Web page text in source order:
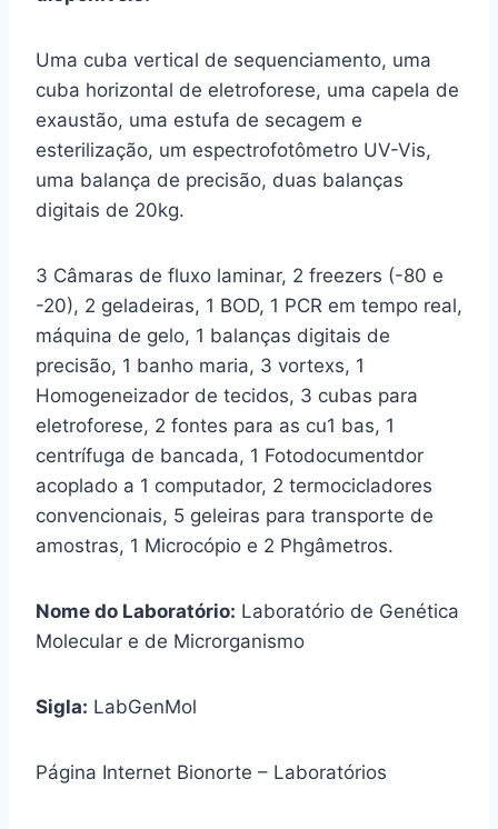
Uma cuba vertical de sequenciamento, uma
cuba horizontal de eletroforese, uma capela de
exaustão, uma estufa de secagem e
esterilização, um espectrofotômetro UV-Vis,
uma balança de precisão, duas balanças
digitais de 20kg.
3 Câmaras de fluxo laminar, 2 freezers (-80 e
-20), 2 geladeiras, 1 BOD, 1 PCR em tempo real,
máquina de gelo, 1 balanças digitais de
precisão, 1 banho maria, 3 vortexs, 1
Homogeneizador de tecidos, 3 cubas para
eletroforese, 2 fontes para as cu1 bas, 1
centrífuga de bancada, 1 Fotodocumentdor
acoplado a 1 computador, 2 termocicladores
convencionais, 5 geleiras para transporte de
amostras, 1 Microcópio e 2 Phgâmetros.
Nome do Laboratório: Laboratório de Genética
Molecular e de Microrganismo
Sigla: LabGenMol
Página Internet Bionorte – Laboratórios